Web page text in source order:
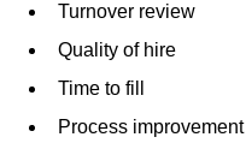
Turnover review
Quality of hire
Time to fill
Process improvement